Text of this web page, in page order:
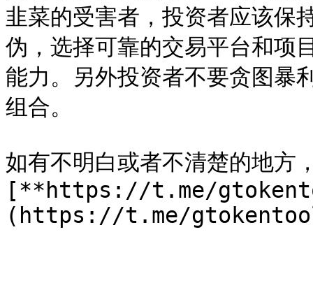
韭菜的受害者，投资者应该保
伪，选择可靠的交易平台和项
能力。另外投资者不要贪图暴
组合。
如有不明白或者不清楚的地方
[**https://t.me/